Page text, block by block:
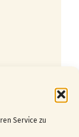
Service zu